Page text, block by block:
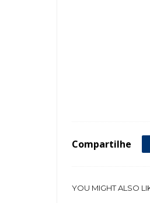
Compartilhe
YOU MIGHT ALSO